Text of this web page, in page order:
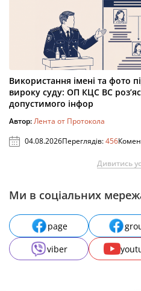
Використання імені та фото
вироку суду: ОП КЦС ВС
допустимого інфор
Автор:Лента от Протокола
04.08.2026Переглядів:456
Дивитись
Ми в соціальних
page
viber